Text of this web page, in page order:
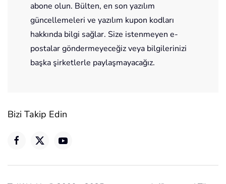
abone olun. Bülten, en son yazılım
güncellemeleri ve yazılım kupon kodları
hakkında bilgi sağlar. Size istenmeyen e-
postalar göndermeyeceğiz veya bilgilerinizi
başka şirketlerle paylaşmayacağız.
Bizi Takip Edin